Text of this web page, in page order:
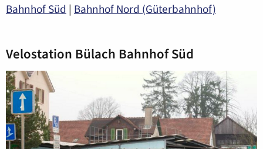
Bahnhof Süd| Bahnhof Nord (Güterbahnhof)
Velostation Bülach Bahnhof Süd